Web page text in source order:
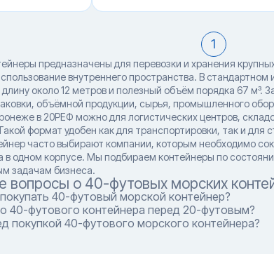
1
предназначены для перевозки и хранения
внутреннего пространства. В
около 12 метров и полезный объём порядка 67 м³.
объёмной продукции, сырья, промышленного
в 20РЕФ можно для логистических центров,
формат удобен как для транспортировки, так и для
часто выбирают компании, которым необходимо
в одном корпусе. Мы подбираем контейнеры по
задачам бизнеса.
вопросы о 40-футовых морских
40-футовый морской контейнер?
40-футового контейнера перед 20-футовым?
покупкой 40-футового морского контейнера?